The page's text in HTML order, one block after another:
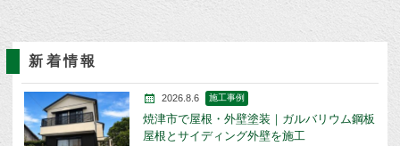
新着情報
2026.8.6 施工事例
焼津市で屋根・外壁塗装｜ガルバリウム鋼板
屋根とサイディング外壁を施工